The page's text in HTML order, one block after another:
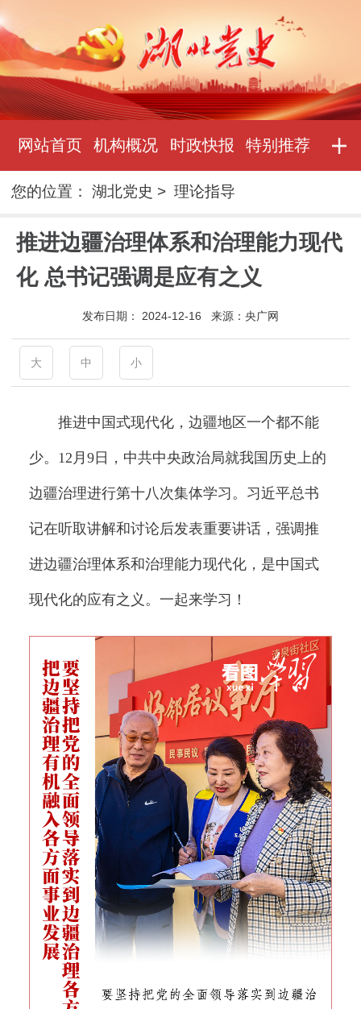
网站首页 机构概况 时政快报 特别推荐
您的位置：湖北党史 >理论指导
推进边疆治理体系和治理能力现代
化 总书记强调是应有之义
发布日期： 2024-12-16 来源：央广网
大 中 小
推进中国式现代化，边疆地区一个都不能
少。12月9日，中共中央政治局就我国历史上的
边疆治理进行第十八次集体学习。习近平总书
记在听取讲解和讨论后发表重要讲话，强调推
进边疆治理体系和治理能力现代化，是中国式
现代化的应有之义。一起来学习！